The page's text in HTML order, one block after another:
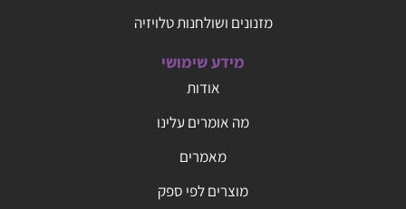
מזנונים ושולחנות טלויזיה
מידע שימושי
אודות
מה אומרים עלינו
מאמרים
מוצרים לפי ספק